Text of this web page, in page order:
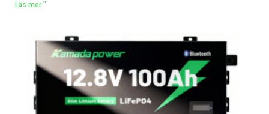
Läs mer "